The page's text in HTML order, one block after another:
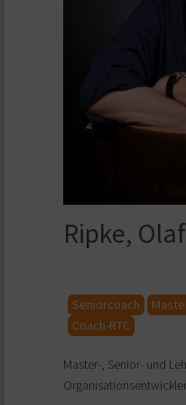
Ripke, Olaf
Seniorcoach
Coach-RTC
Master-, Senior- und
Organisationsentwickler